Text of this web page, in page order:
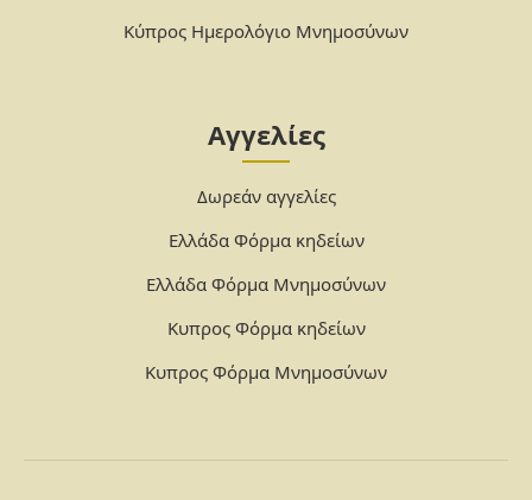
Κύπρος Ημερολόγιο Μνημοσύνων
Αγγελίες
Δωρεάν αγγελίες
Ελλάδα Φόρμα κηδείων
Ελλάδα Φόρμα Μνημοσύνων
Κυπρος Φόρμα κηδείων
Κυπρος Φόρμα Μνημοσύνων